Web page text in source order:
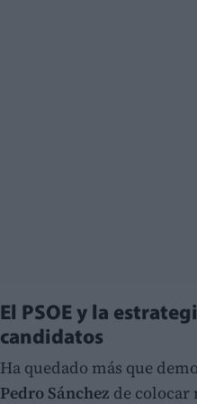
El PSOE y la
candidatos
Ha quedado más que
Pedro Sánchez de colocar